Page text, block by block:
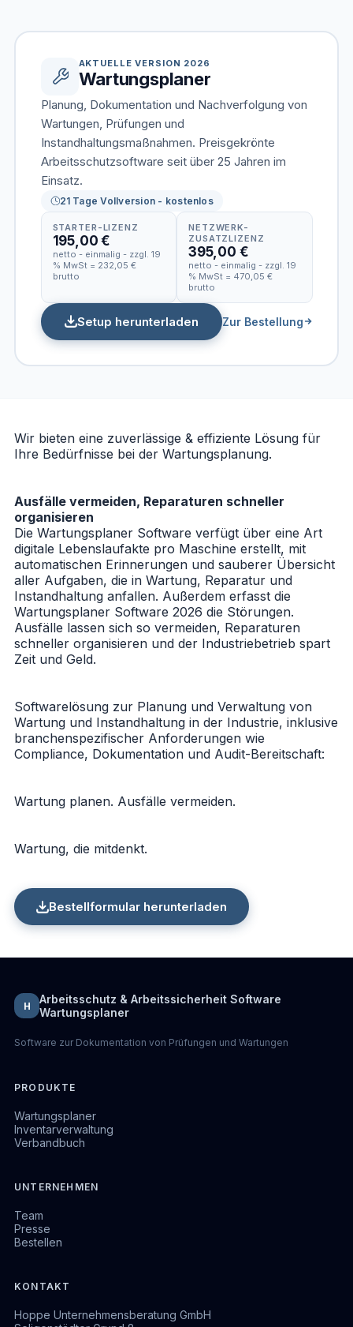
AKTUELLE VERSION 2026
Wartungsplaner
Planung, Dokumentation und Nachverfolgung von
Wartungen, Prüfungen und
Instandhaltungsmaßnahmen. Preisgekrönte
Arbeitsschutzsoftware seit über 25 Jahren im
Einsatz.
21 Tage Vollversion - kostenlos
STARTER-LIZENZ
195,00 €
netto - einmalig - zzgl. 19
% MwSt = 232,05 €
brutto
NETZWERK-
ZUSATZLIZENZ
395,00 €
netto - einmalig - zzgl. 19
% MwSt = 470,05 €
brutto
Setup herunterladen Zur Bestellung
Wir bieten eine zuverlässige & effiziente Lösung für
Ihre Bedürfnisse bei der Wartungsplanung.
Ausfälle vermeiden, Reparaturen schneller
organisieren
Die Wartungsplaner Software verfügt über eine Art
digitale Lebenslaufakte pro Maschine erstellt, mit
automatischen Erinnerungen und sauberer Übersicht
aller Aufgaben, die in Wartung, Reparatur und
Instandhaltung anfallen. Außerdem erfasst die
Wartungsplaner Software 2026 die Störungen.
Ausfälle lassen sich so vermeiden, Reparaturen
schneller organisieren und der Industriebetrieb spart
Zeit und Geld.
Softwarelösung zur Planung und Verwaltung von
Wartung und Instandhaltung in der Industrie, inklusive
branchenspezifischer Anforderungen wie
Compliance, Dokumentation und Audit-Bereitschaft:
Wartung planen. Ausfälle vermeiden.
Wartung, die mitdenkt.
Bestellformular herunterladen
H
Arbeitsschutz & Arbeitssicherheit Software
Wartungsplaner
Software zur Dokumentation von Prüfungen und Wartungen
PRODUKTE
Wartungsplaner
Inventarverwaltung
Verbandbuch
UNTERNEHMEN
Team
Presse
Bestellen
KONTAKT
Hoppe Unternehmensberatung GmbH